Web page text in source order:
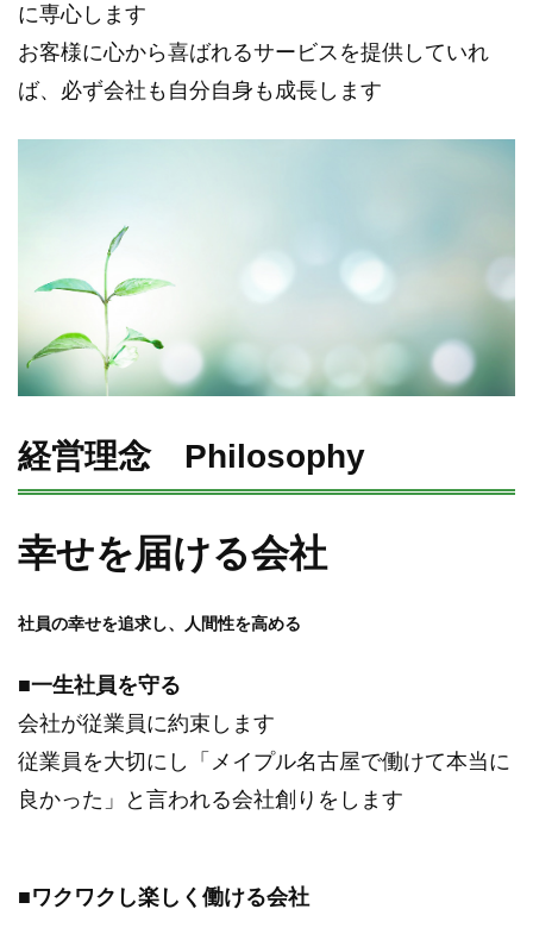
に専心します
お客様に心から喜ばれるサービスを提供していれ
ば、必ず会社も自分自身も成長します
経営理念 Philosophy
幸せを届ける会社
社員の幸せを追求し、人間性を高める
■一生社員を守る
会社が従業員に約束します
従業員を大切にし「メイプル名古屋で働けて本当に
良かった」と言われる会社創りをします
■ワクワクし楽しく働ける会社